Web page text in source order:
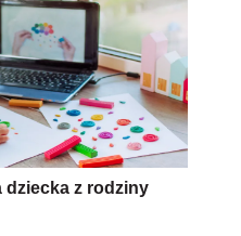
dziecka z rodziny